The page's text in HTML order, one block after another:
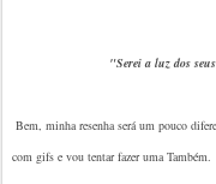
"Serei a luz dos
Bem, minha resenha será um pouco
com gifs e vou tentar fazer uma Também.